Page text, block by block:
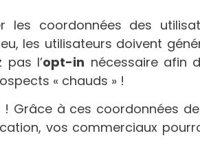
les coordonnées des
les utilisateurs doivent
pas l’opt-in nécessaire afin
« chauds » !
! Grâce à ces coordonnées
vos commerciaux